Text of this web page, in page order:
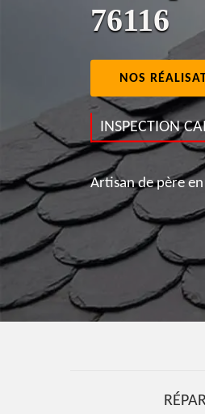
76116
NOS
INSPECTION
Artisan de père